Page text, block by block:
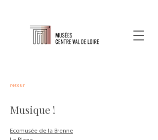
retour
Musique !
Ecomusée de la Brenne